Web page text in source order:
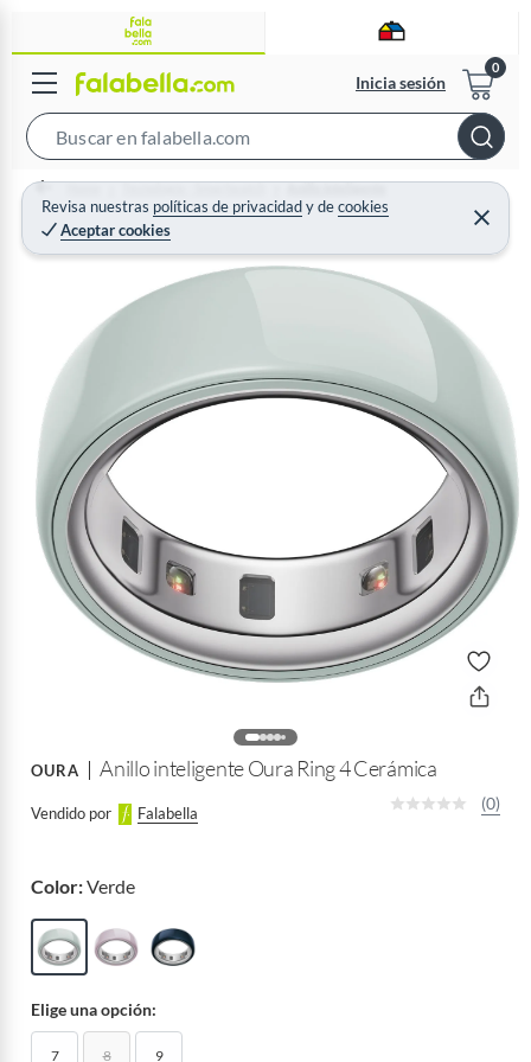
Inicia sesión
e
a
c
r
Revisa nuestras políticas de privacidadydecookies
Aceptar cookies
C
e
r
Home Tecnología - Smartwatch Anillo Inteligente
OURA Anillo inteligente Oura Ring 4 Cerámica
Vendido por Falabella
(0)
Color:Verde
Elige una opción:
7 8 9